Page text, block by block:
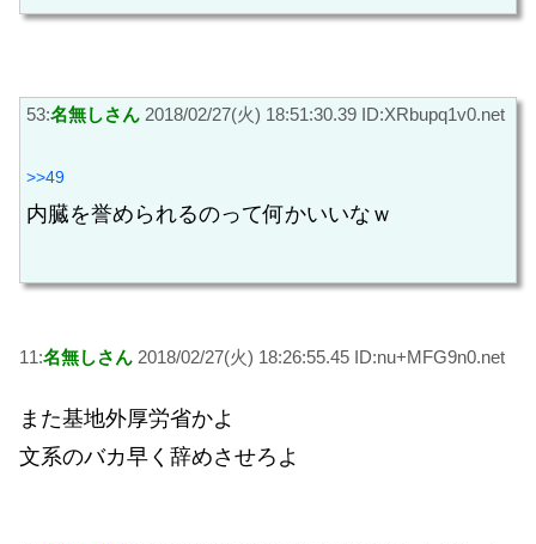
53:名無しさん 2018/02/27(火) 18:51:30.39 ID:XRbupq1v0.net
>>49
内臓を誉められるのって何かいいなｗ
11:名無しさん 2018/02/27(火) 18:26:55.45 ID:nu+MFG9n0.net
また基地外厚労省かよ
文系のバカ早く辞めさせろよ